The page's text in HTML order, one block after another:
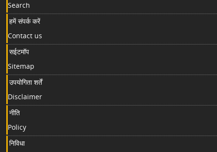
Search
हमें संपर्क करें
Contact us
सईटमॉप
Sitemap
उपयोगिता शर्तें
Disclaimer
नीति
Policy
निविधा